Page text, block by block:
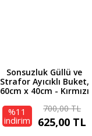
Sonsuzluk Güllü ve
Strafor Ayıcıklı Buket,
60cm x 40cm - Kırmızı
%11
indirim
700,00 TL
625,00 TL